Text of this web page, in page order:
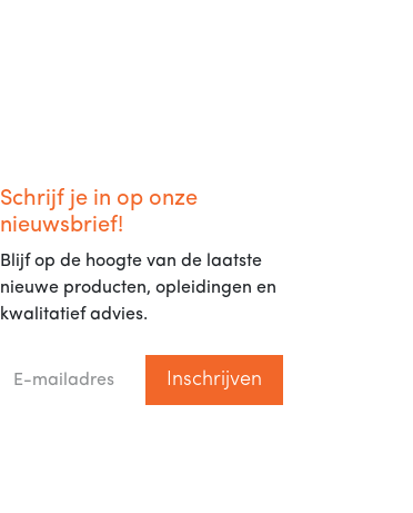
Schrijf je in op onze
nieuwsbrief!
Blijf op de hoogte van de laatste
nieuwe producten, opleidingen en
kwalitatief advies.
Inschrijven